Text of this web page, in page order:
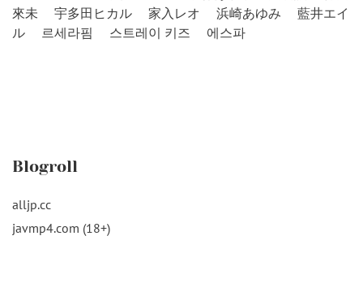
來未
宇多田ヒカル 家入レオ 浜崎あゆみ
藍井エイ
ル
르세라핌 스트레이 키즈 에스파
Blogroll
alljp.cc
javmp4.com (18+)